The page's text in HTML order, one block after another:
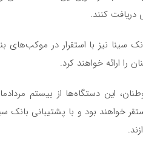
دریافت کنند.
سینا نیز با استقرار در موکب‌های
را ارائه خواهند کرد.
این دستگاه‌ها از بیستم
خواهند بود و با پشتیبانی بانک